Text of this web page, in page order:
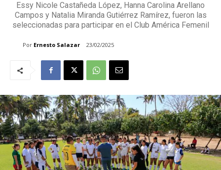
Essy Nicole Castañeda López, Hanna Carolina Arellano
Campos y Natalia Miranda Gutiérrez Ramírez, fueron las
seleccionadas para participar en el Club América Femenil
Por Ernesto Salazar 23/02/2025